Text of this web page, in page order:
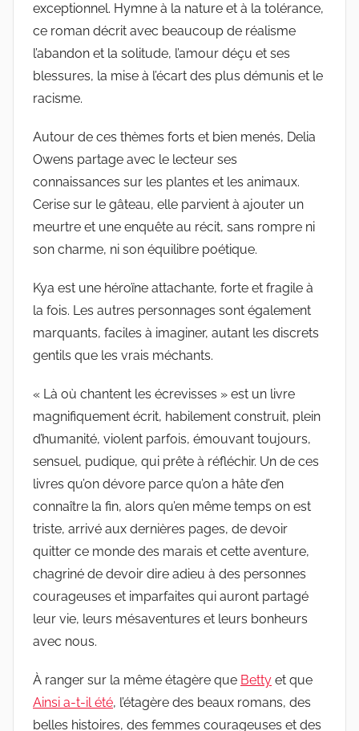
exceptionnel. Hymne à la nature et à la tolérance,
ce roman décrit avec beaucoup de réalisme
l’abandon et la solitude, l’amour déçu et ses
blessures, la mise à l’écart des plus démunis et le
racisme.
Autour de ces thèmes forts et bien menés, Delia
Owens partage avec le lecteur ses
connaissances sur les plantes et les animaux.
Cerise sur le gâteau, elle parvient à ajouter un
meurtre et une enquête au récit, sans rompre ni
son charme, ni son équilibre poétique.
Kya est une héroïne attachante, forte et fragile à
la fois. Les autres personnages sont également
marquants, faciles à imaginer, autant les discrets
gentils que les vrais méchants.
« Là où chantent les écrevisses » est un livre
magnifiquement écrit, habilement construit, plein
d’humanité, violent parfois, émouvant toujours,
sensuel, pudique, qui prête à réfléchir. Un de ces
livres qu’on dévore parce qu’on a hâte d’en
connaître la fin, alors qu’en même temps on est
triste, arrivé aux dernières pages, de devoir
quitter ce monde des marais et cette aventure,
chagriné de devoir dire adieu à des personnes
courageuses et imparfaites qui auront partagé
leur vie, leurs mésaventures et leurs bonheurs
avec nous.
À ranger sur la même étagère que Betty et que
Ainsi a-t-il été, l’étagère des beaux romans, des
belles histoires, des femmes courageuses et des